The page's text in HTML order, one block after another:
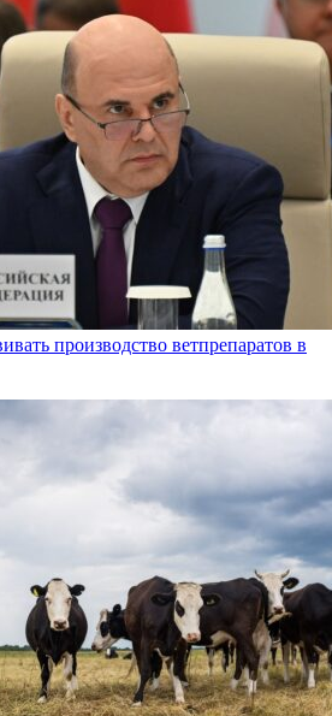
производство ветпрепаратов в